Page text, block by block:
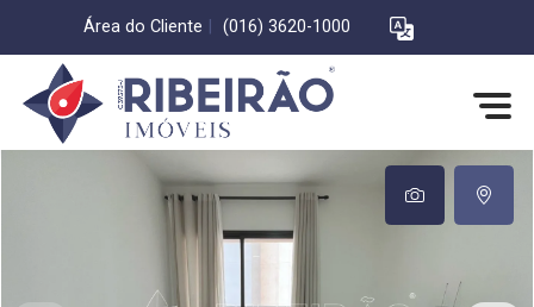
Área do Cliente (016) 3620-1000